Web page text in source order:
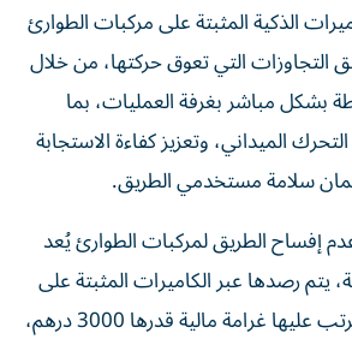
الذكية المثبتة على مركبات الطوارئ
التي تعوق حركتها، من خلال
بشكل مباشر بغرفة العمليات، بما
الميداني، وتعزيز كفاءة الاستجابة
سلامة مستخدمي الطريق.
إفساح الطريق لمركبات الطوارئ يُعد
يتم رصدها عبر الكاميرات المثبتة على
مركبات الطوارئ، وتترتب عليها غرامة مالية قدرها 3000 درهم،